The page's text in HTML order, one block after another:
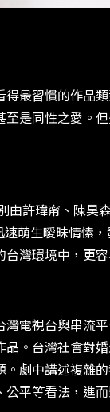
最習慣的作
是同性之愛。
許瑋甯、陳
萌生曖昧情愫
灣環境中，更
電視台與串流
。台灣社會對
劇中講述複雜
平等看法，進